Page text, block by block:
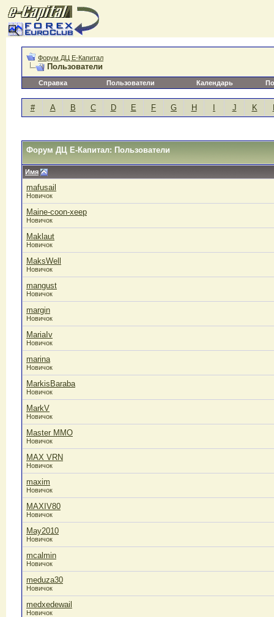
Форум ДЦ Е-Капитал
Пользователи
Справка Пользователи Календарь
# A B C D E F G H J K
Форум ДЦ Е-Капитал: Пользователи
Имя
mafusail
Новичок
Maine-coon-xeep
Новичок
Maklaut
Новичок
MaksWell
Новичок
mangust
Новичок
margin
Новичок
MariaIv
Новичок
marina
Новичок
MarkisBaraba
Новичок
MarkV
Новичок
Master MMO
Новичок
MAX VRN
Новичок
maxim
Новичок
MAXIV80
Новичок
May2010
Новичок
mcalmin
Новичок
meduza30
Новичок
medxedewail
Новичок